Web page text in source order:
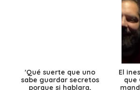
'Qué suerte que uno
sabe guardar secretos
porque si hablara,
El
que